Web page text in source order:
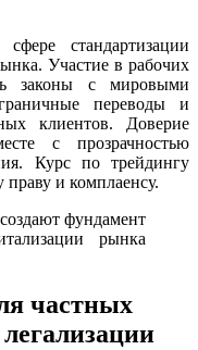
стандартизации
Участие в рабочих
законы с мировыми
переводы и
клиентов. Доверие
с прозрачностью
Курс по трейдингу
и комплаенсу.
фундамент
рынка
частных